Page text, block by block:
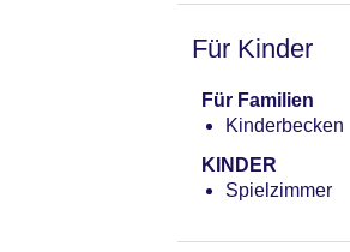
Für Kinder
Für Familien
Kinderbecken
KINDER
Spielzimmer